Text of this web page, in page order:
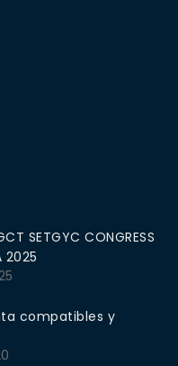
SETGYC CONGRESS
2025
compatibles y